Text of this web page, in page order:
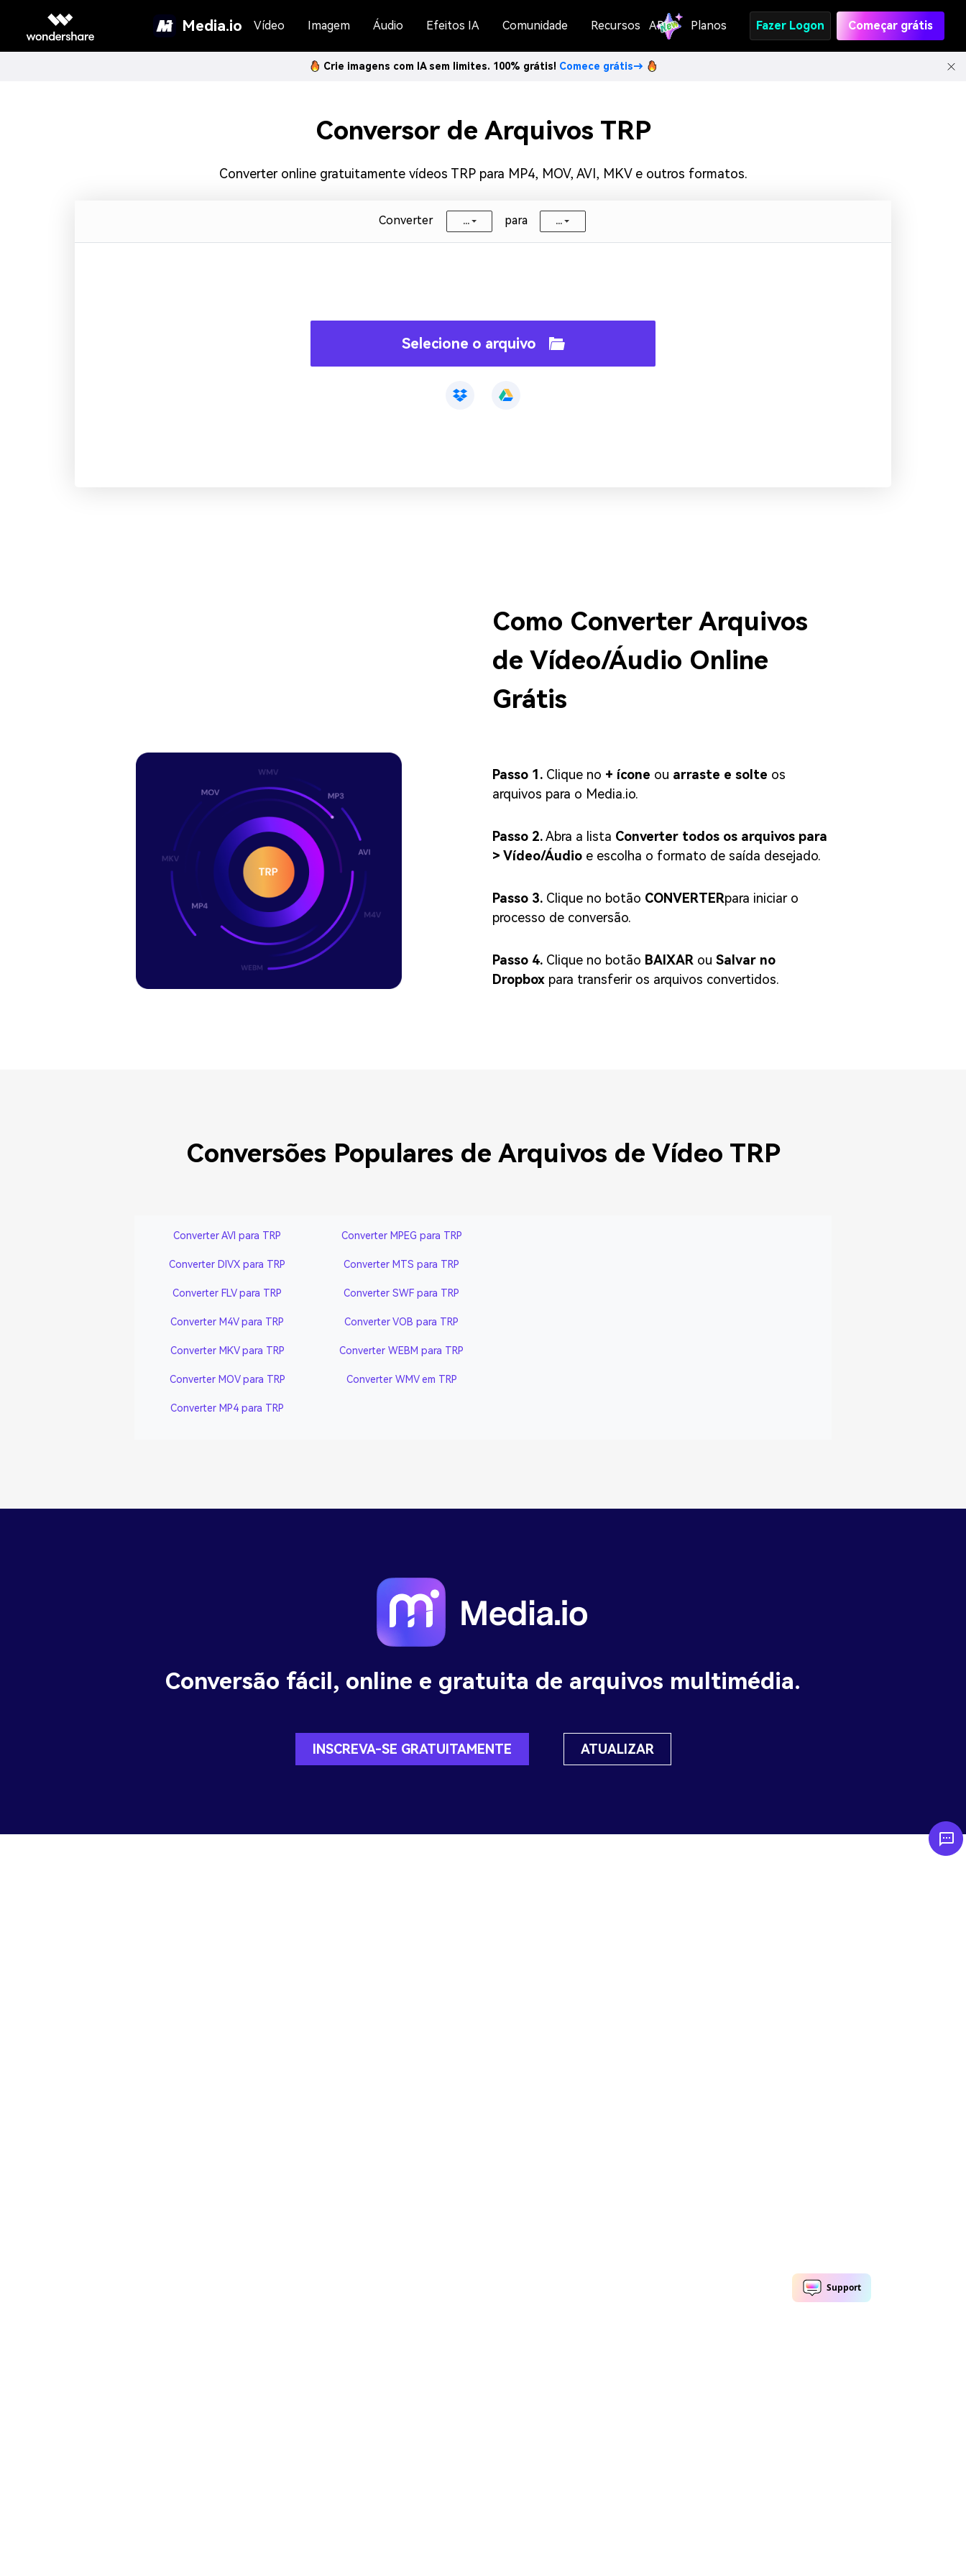
Media.io Vídeo Imagem Áudio Efeitos IA Comunidade Recursos API Planos Fazer Logon Começar grátis
Crie imagens com IA sem limites. 100% grátis! Comece grátis→
Conversor de Arquivos TRP
Converter online gratuitamente vídeos TRP para MP4, MOV, AVI, MKV e outros formatos.
Converter ... para ...
Selecione o arquivo
Como Converter Arquivos
de Vídeo/Áudio Online
Grátis
Passo 1.Clique no + ícone ou arraste e solte os
arquivos para o Media.io.
Passo 2.Abra a lista Converter todos os arquivos para
> Vídeo/Áudioe escolha o formato de saída desejado.
Passo 3.Clique no botão CONVERTERpara iniciar o
processo de conversão.
Passo 4.Clique no botão BAIXAR ou Salvar no
Dropboxpara transferir os arquivos convertidos.
Conversões Populares de Arquivos de Vídeo TRP
Converter AVI para TRP
Converter DIVX para TRP
Converter FLV para TRP
Converter M4V para TRP
Converter MKV para TRP
Converter MOV para TRP
Converter MP4 para TRP
Converter MPEG para TRP
Converter MTS para TRP
Converter SWF para TRP
Converter VOB para TRP
Converter WEBM para TRP
Converter WMV em TRP
Conversão fácil, online e gratuita de arquivos multimédia.
INSCREVA-SE GRATUITAMENTE ATUALIZAR